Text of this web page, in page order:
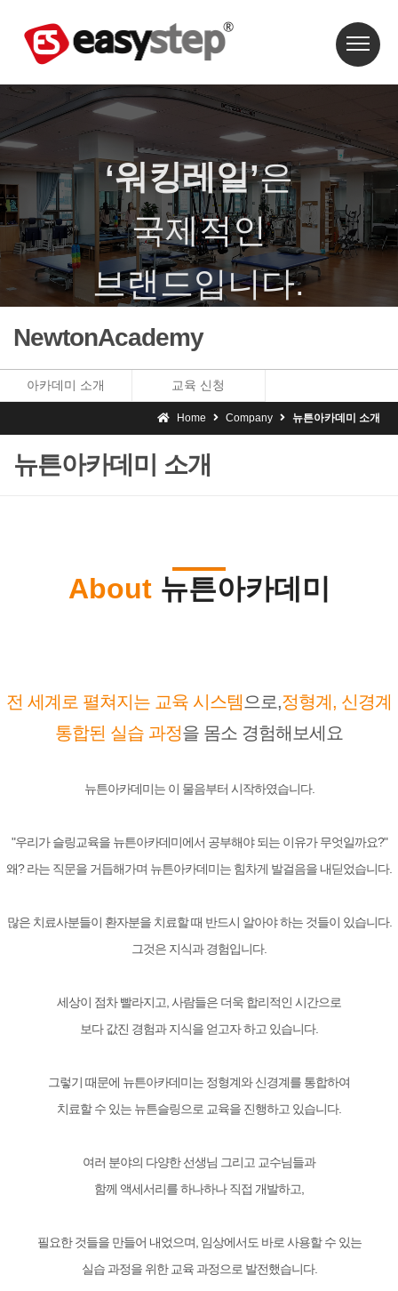
‘워킹레일’은
국제적인
브랜드입니다.
NewtonAcademy
아카데미 소개 교육 신청
Home Company 뉴튼아카데미 소개
뉴튼아카데미 소개
About 뉴튼아카데미
전 세계로 펼쳐지는 교육 시스템 으로,정형계, 신경계
통합된 실습 과정을 몸소 경험해보세요
뉴튼아카데미는 이 물음부터 시작하였습니다.
"우리가 슬링교육을 뉴튼아카데미에서 공부해야 되는 이유가 무엇일까요?"
왜? 라는 직문을 거듭해가며 뉴튼아카데미는 힘차게 발걸음을 내딛었습니다.
많은 치료사분들이 환자분을 치료할 때 반드시 알아야 하는 것들이 있습니다.
그것은 지식과 경험입니다.
세상이 점차 빨라지고, 사람들은 더욱 합리적인 시간으로
보다 값진 경험과 지식을 얻고자 하고 있습니다.
그렇기 때문에 뉴튼아카데미는 정형계와 신경계를 통합하여
치료할 수 있는 뉴튼슬링으로 교육을 진행하고 있습니다.
여러 분야의 다양한 선생님 그리고 교수님들과
함께 액세서리를 하나하나 직접 개발하고,
필요한 것들을 만들어 내었으며, 임상에서도 바로 사용할 수 있는
실습 과정을 위한 교육 과정으로 발전했습니다.